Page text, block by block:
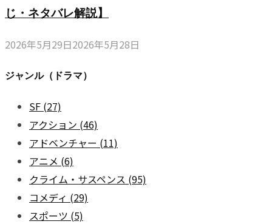
じ・ネタバレ解説】
2026年5月29日2026年5月28日
ジャンル（ドラマ）
SF (27)
アクション (46)
アドベンチャー (11)
アニメ (6)
クライム・サスペンス (95)
コメディ (29)
スポーツ (5)